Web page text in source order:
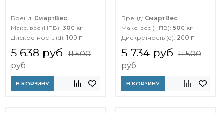
Бренд: СмартВес
Макс. вес (НПВ): 300 кг
Дискретность (d): 100 г
5 638 руб 11 500
руб
В КОРЗИНУ
Бренд: СмартВес
Макс. вес (НПВ): 500 кг
Дискретность (d): 200 г
5 734 руб 11 500
руб
В КОРЗИНУ